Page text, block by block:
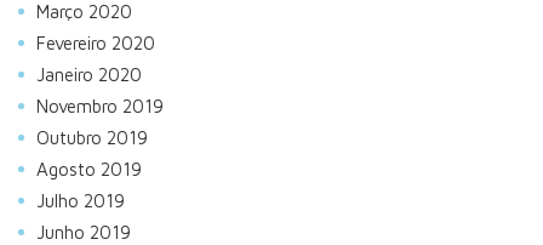
Março 2020
Fevereiro 2020
Janeiro 2020
Novembro 2019
Outubro 2019
Agosto 2019
Julho 2019
Junho 2019